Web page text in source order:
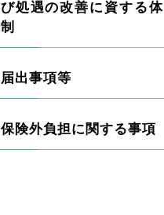
び処遇の改善に資する体
制
届出事項等
保険外負担に関する事項